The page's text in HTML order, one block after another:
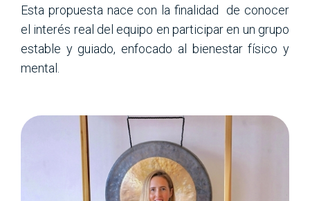
Esta propuesta nace con la finalidad de conocer
el interés real del equipo en participar en un grupo
estable y guiado, enfocado al bienestar físico y
mental.